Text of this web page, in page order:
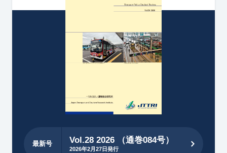
最新号 Vol.28 2026 （通巻084号）
2026年2月27日発行